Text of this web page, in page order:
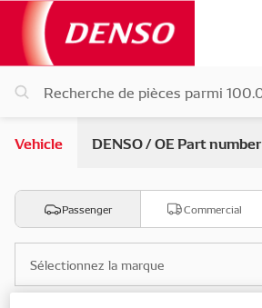
Vehicle DENSO / OE Part number
Passenger Commercial
Sélectionnez la marque